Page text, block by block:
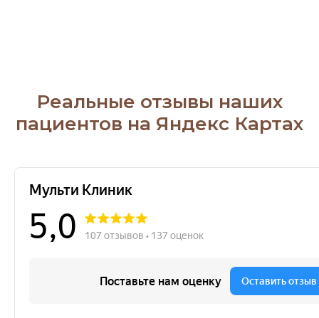
Реальные отзывы наших
пациентов на Яндекс Картах